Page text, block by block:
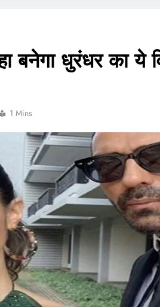
बनेगा धुरंधर का ये
1 Mins